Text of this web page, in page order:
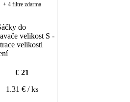
+ 4 filtre zdarma
€ 21
1.31 € / ks